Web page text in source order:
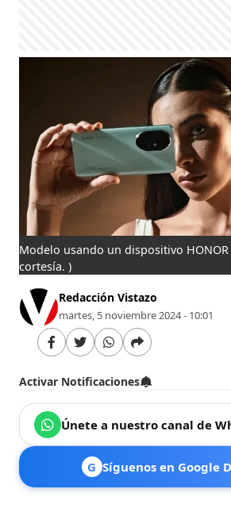
Modelo usando un dispositivo HONOR
cortesía. )
Redacción Vistazo
martes, 5 noviembre 2024 - 10:01
Activar Notificaciones
Únete a nuestro canal de
G Síguenos en Google